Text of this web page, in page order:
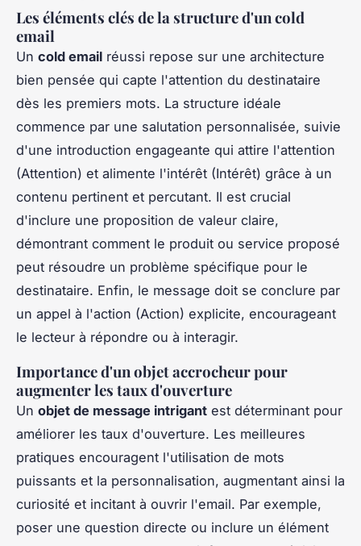
Les éléments clés de la structure d'un cold
email
Un cold email réussi repose sur une architecture
bien pensée qui capte l'attention du destinataire
dès les premiers mots. La structure idéale
commence par une salutation personnalisée, suivie
d'une introduction engageante qui attire l'attention
(Attention) et alimente l'intérêt (Intérêt) grâce à un
contenu pertinent et percutant. Il est crucial
d'inclure une proposition de valeur claire,
démontrant comment le produit ou service proposé
peut résoudre un problème spécifique pour le
destinataire. Enfin, le message doit se conclure par
un appel à l'action (Action) explicite, encourageant
le lecteur à répondre ou à interagir.
Importance d'un objet accrocheur pour
augmenter les taux d'ouverture
Un objet de message intrigant est déterminant pour
améliorer les taux d'ouverture. Les meilleures
pratiques encouragent l'utilisation de mots
puissants et la personnalisation, augmentant ainsi la
curiosité et incitant à ouvrir l'email. Par exemple,
poser une question directe ou inclure un élément